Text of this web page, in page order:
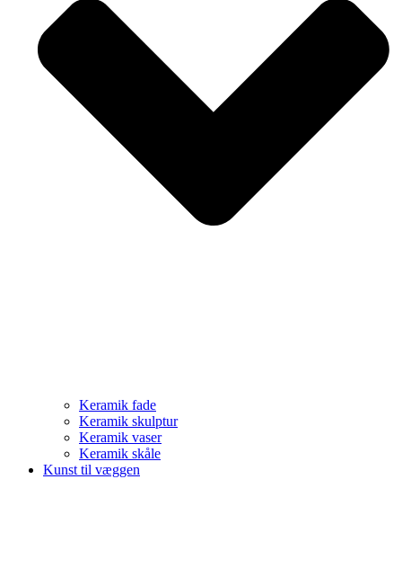
Keramik fade
Keramik skulptur
Keramik vaser
Keramik skåle
Kunst til væggen